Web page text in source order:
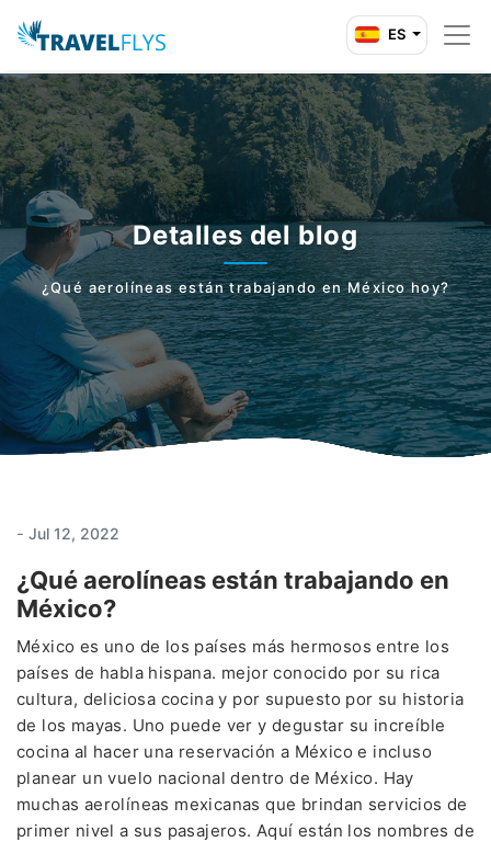
ES
Detalles del blog
¿Qué aerolíneas están trabajando en México hoy?
- Jul 12, 2022
¿Qué aerolíneas están trabajando en
México?
México es uno de los países más hermosos entre los
países de habla hispana. mejor conocido por su rica
cultura, deliciosa cocina y por supuesto por su historia
de los mayas. Uno puede ver y degustar su increíble
cocina al hacer una reservación a México e incluso
planear un vuelo nacional dentro de México. Hay
muchas aerolíneas mexicanas que brindan servicios de
primer nivel a sus pasajeros. Aquí están los nombres de